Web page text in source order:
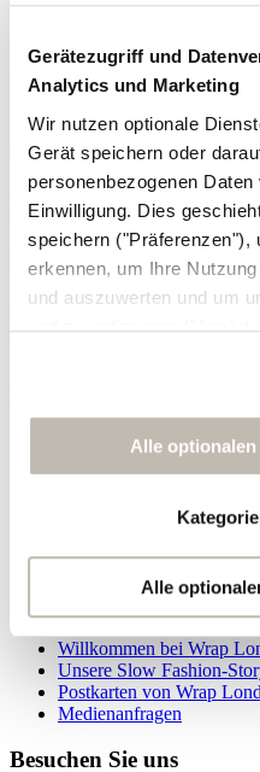
Gerätezugriff und
Analytics und Marketing
Wir nutzen optionale
Gerät speichern oder
personenbezogenen
Einwilligung. Dies
speichern ("Präferenzen"),
erkennen, um Ihre
und auszuwerten und um
und zu optimieren
zu erstellen, um
um Sie auf anderen
Sie erneut mit Werbung
Werbekampagnen
Ihre Daten werden mit
der Datenschutzerklärung
Sie auf "Kategorien
Indem Sie auf "Alle
erklären Sie sich mit der
wie zuvor beschrieben
Sie können Ihre
Alle
Alle
Leder-Clogs mit
Leder
169,- €
Kontaktieren Sie uns
Können wir helfen?
Erfahren Sie mehr über
Willkommen bei Wrap
Unsere Slow Fashion-
Postkarten von Wrap
Medienanfragen
Besuchen Sie uns